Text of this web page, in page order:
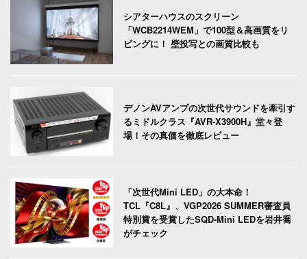
シアターハウスのスクリーン
「WCB2214WEM」で100型＆高画質をリ
ビングに！ 壁投写との画質比較も
デノンAVアンプの次世代サウンドを牽引す
るミドルクラス『AVR-X3900H』堂々登
場！その真価を徹底レビュー
「次世代Mini LED」の大本命！
TCL『C8L』、VGP2026 SUMMER審査員
特別賞を受賞したSQD-Mini LEDを岩井喬
がチェック